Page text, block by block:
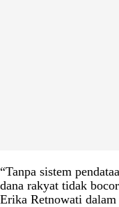
“Tanpa sistem
dana rakyat tidak
Erika Retnowati dalam